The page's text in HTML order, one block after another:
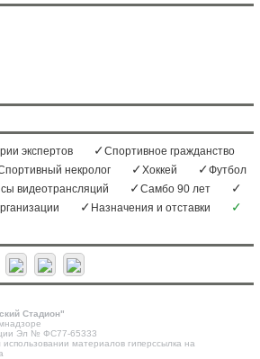
экспертов
Спортивное гражданство
некролог Хоккей
Футбол
видеотрансляций
Самбо 90 лет
Назначения и отставки
Стадион"
Эл № ФС77-65333
материалов гиперссылка на